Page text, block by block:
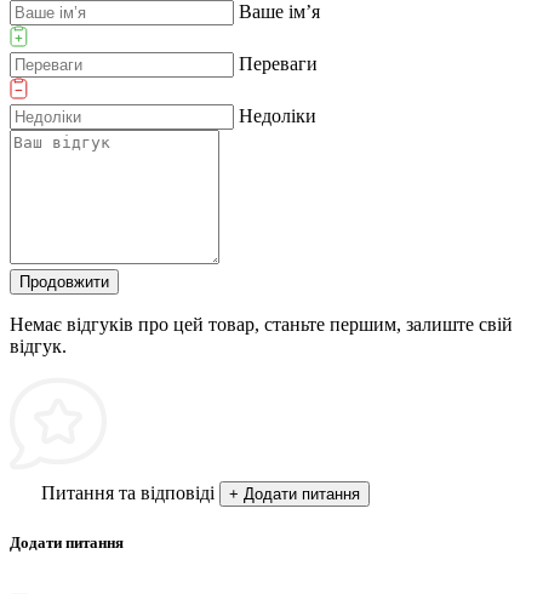
Ваше ім’я
Переваги
Недоліки
Продовжити
Немає відгуків про цей товар, станьте першим, залиште свій
відгук.
Питання та відповіді + Додати питання
Додати питання